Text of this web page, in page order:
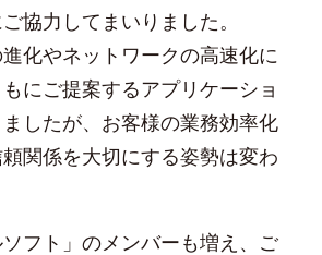
協力してまいりました。
化やネットワークの高速化に
にご提案するアプリケーショ
したが、お客様の業務効率化
関係を大切にする姿勢は変わ
フト」のメンバーも増え、ご